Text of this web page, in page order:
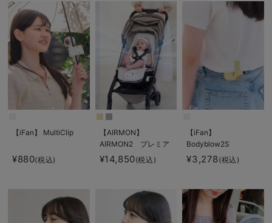
【iFan】 MultiClip
¥880(税込)
【AIRMON】
AIRMON2 プレミア
ム
¥14,850(税込)
【iFan】
Bodyblow2S
¥3,278(税込)